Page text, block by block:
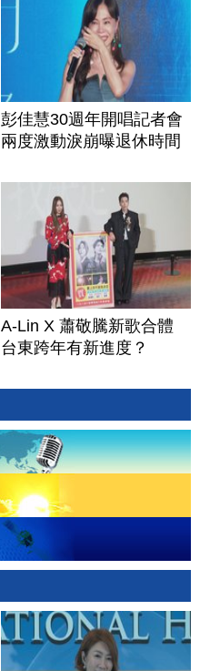
彭佳慧30週年開唱記者會
兩度激動淚崩曝退休時間
A-Lin X 蕭敬騰新歌合體
台東跨年有新進度？